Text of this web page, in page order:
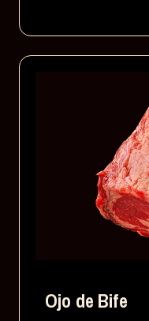
Ojo de Bife